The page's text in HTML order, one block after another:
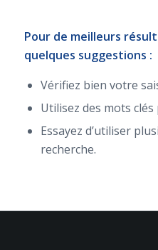
Pour de meilleurs
quelques suggestions :
Vérifiez bien votre
Utilisez des mots
Essayez d’utiliser
recherche.